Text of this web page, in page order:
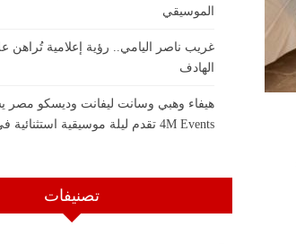
الموسيقي
غريب ناصر اليامي.. رؤية إعلامية تُراهن
الهادف
هيفاء وهبي وسانت ليفانت وديسكو مصر
4M Events تقدم ليلة موسيقية استثنائية في موسم جدة
تصنيفات